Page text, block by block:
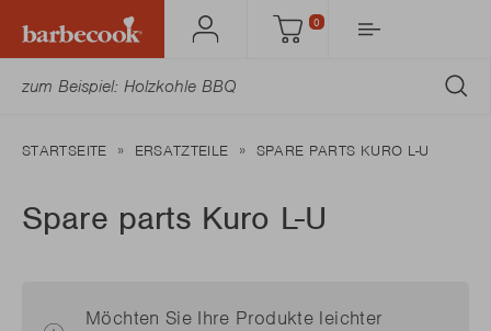
Mein
Einkaufswagen
0
STARTSEITE ERSATZTEILE SPARE PARTS KURO L-U
Spare parts Kuro L-U
Möchten Sie Ihre Produkte leichter